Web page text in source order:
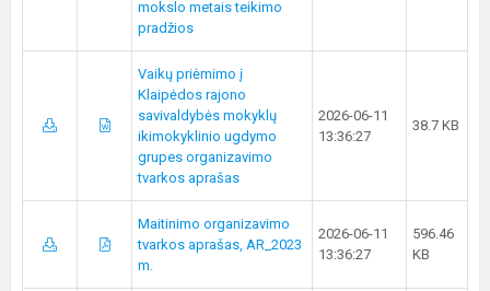
mokslo metais teikimo
pradžios
Vaikų priėmimo į
Klaipėdos rajono
savivaldybės mokyklų
ikimokyklinio ugdymo
grupes organizavimo
tvarkos aprašas
2026-06-11
13:36:27
38.7 KB
Maitinimo organizavimo
tvarkos aprašas, AR_2023
m.
2026-06-11
13:36:27
596.46
KB